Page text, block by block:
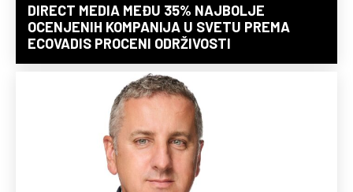
DIRECT MEDIA MEĐU 35% NAJBOLJE
OCENJENIH KOMPANIJA U SVETU PREMA
ECOVADIS PROCENI ODRŽIVOSTI